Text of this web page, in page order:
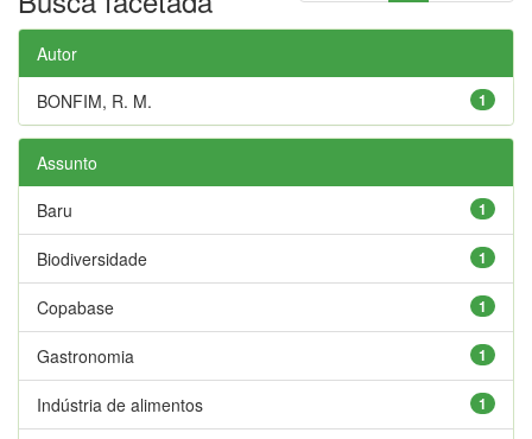
Autor
1
BONFIM, R. M.
Assunto
1
Baru
1
Biodiversidade
1
Copabase
1
Gastronomia
1
Indústria de alimentos